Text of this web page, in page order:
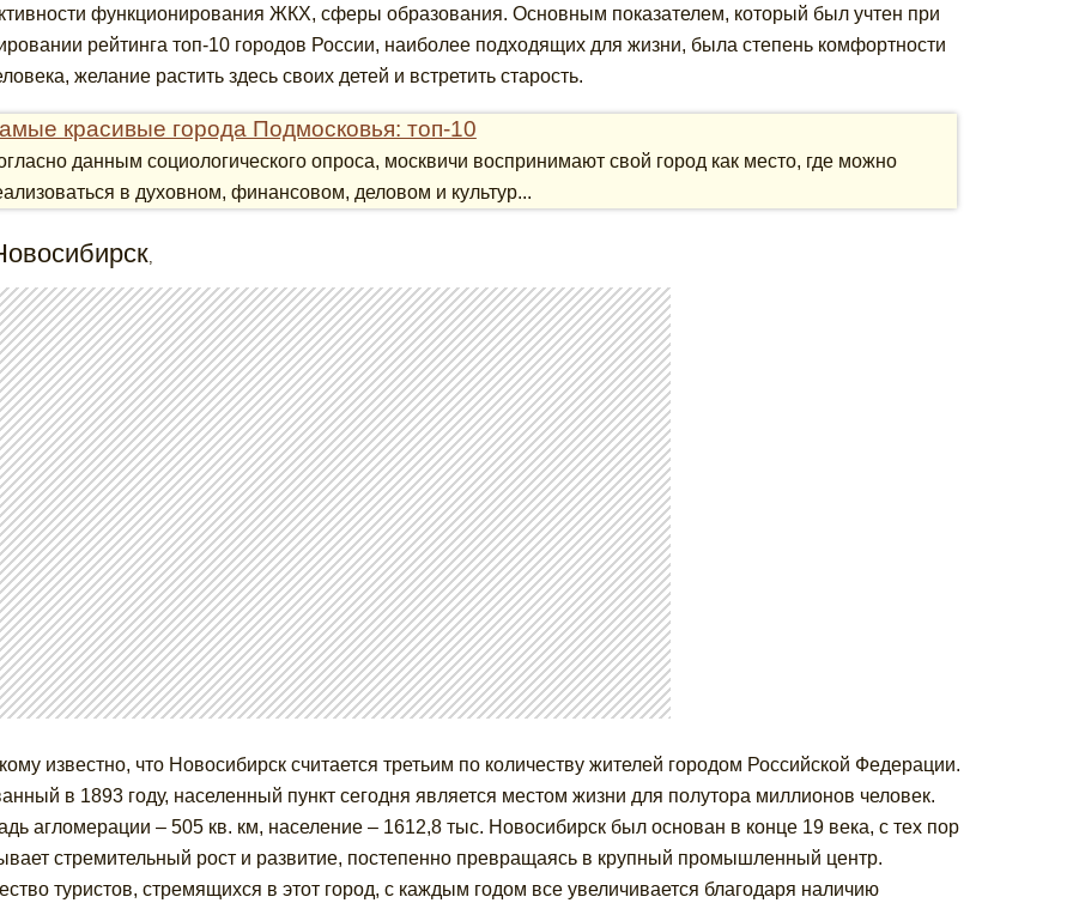
функционирования ЖКХ, сферы образования. Основным показателем, который был учтен при
рейтинга топ-10 городов России, наиболее подходящих для жизни, была степень комфортности
желание растить здесь своих детей и встретить старость.
красивые города Подмосковья: топ-10
данным социологического опроса, москвичи воспринимают свой город как место, где можно
в духовном, финансовом, деловом и культур...
,
известно, что Новосибирск считается третьим по количеству жителей городом Российской Федерации.
в 1893 году, населенный пункт сегодня является местом жизни для полутора миллионов человек.
агломерации – 505 кв. км, население – 1612,8 тыс. Новосибирск был основан в конце 19 века, с тех пор
стремительный рост и развитие, постепенно превращаясь в крупный промышленный центр.
туристов, стремящихся в этот город, с каждым годом все увеличивается благодаря наличию